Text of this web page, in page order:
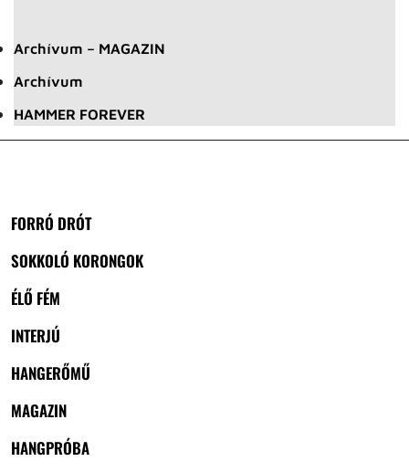
Archívum – MAGAZIN
Archívum
HAMMER FOREVER
FORRÓ DRÓT
SOKKOLÓ KORONGOK
ÉLŐ FÉM
INTERJÚ
HANGERŐMŰ
MAGAZIN
HANGPRÓBA